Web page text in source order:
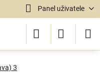
Panel uživatele
3